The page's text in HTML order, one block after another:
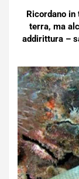
Ricordano
terra, ma
addirittura –